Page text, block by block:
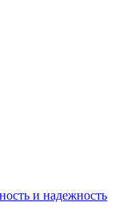
и надежность